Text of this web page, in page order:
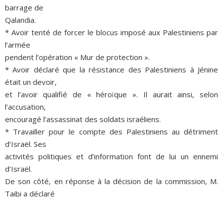
barrage de
Qalandia.
* Avoir tenté de forcer le blocus imposé aux Palestiniens par
l’armée
pendent l’opération « Mur de protection ».
* Avoir déclaré que la résistance des Palestiniens à Jénine
était un devoir,
et l’avoir qualifié de « héroïque ». Il aurait ainsi, selon
l’accusation,
encouragé l’assassinat des soldats israéliens.
* Travailler pour le compte des Palestiniens au détriment
d’Israël. Ses
activités politiques et d’information font de lui un ennemi
d’Israël.
De son côté, en réponse à la décision de la commission, M.
Taibi a déclaré